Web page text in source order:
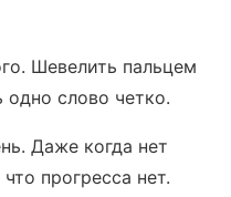
Шевелить пальцем
одно слово четко.
Даже когда нет
прогресса нет.